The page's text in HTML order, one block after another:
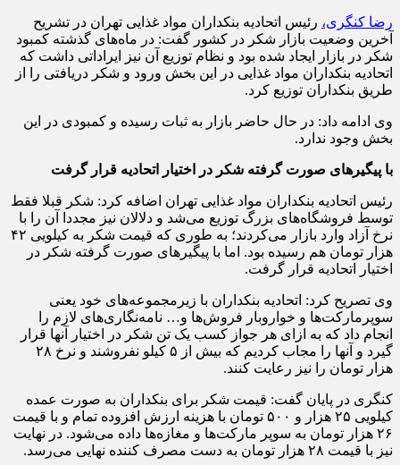
رضا کنگری، رئیس اتحادیه بنکداران مواد غذایی تهران در تشریح
آخرین وضعیت بازار شکر در کشور گفت: در ماه‌های گذشته کمبود
شکر در بازار ایجاد شده بود و نظام توزیع آن نیز ایراداتی داشت که
اتحادیه بنکداران مواد غذایی در این بخش ورود و شکر دریافتی را از
طریق بنکداران توزیع کرد.
وی ادامه داد: در حال حاضر بازار به ثبات رسیده و کمبودی در این
بخش وجود ندارد.
با پیگیرهای صورت گرفته شکر در اختیار اتحادیه قرار گرفت
رئیس اتحادیه بنکداران مواد غذایی تهران اضافه کرد: شکر قبلا فقط
توسط فروشگاه‌های بزرگ توزیع می‌شد و دلالان نیز مجددا آن را با
نرخ آزاد وارد بازار می‌کردند؛ به طوری که قیمت شکر به کیلویی ۴۲
هزار تومان هم رسیده بود. اما با پیگیرهای صورت گرفته شکر در
اختیار اتحادیه قرار گرفت.
وی تصریح کرد: اتحادیه بنکداران با زیرمجموعه‌های خود یعنی
سوپرمارکت‌ها و خواروبار فروش‌ها و… نامه‌نگاری‌های لازم را
انجام داد که به ازای هر جواز کسب یک تن شکر در اختیار آنها قرار
گیرد و آنها را مجاب کردیم که بیش از ۵ کیلو نفروشند و نرخ ۲۸
هزار تومان را نیز رعایت کنند.
کنگری در پایان گفت: قیمت شکر برای بنکداران به صورت عمده
کیلویی ۲۵ هزار و ۵۰۰ تومان با هزینه ارزش افزوده تمام و با قیمت
۲۶ هزار تومان به سوپر مارکت‌ها و مغازه‌ها داده می‌شود. در نهایت
نیز با قیمت ۲۸ هزار تومان به دست مصرف کننده نهایی می‌رسد.